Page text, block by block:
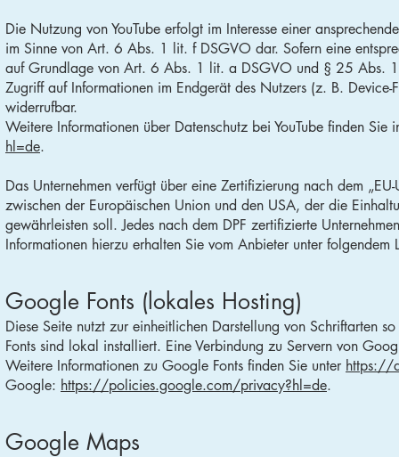
Die Nutzung von YouTube erfolgt im Interesse einer
im Sinne von Art. 6 Abs. 1 lit. f DSGVO dar. Sofern eine
auf Grundlage von Art. 6 Abs. 1 lit. a DSGVO und § 25 Abs.
Zugriff auf Informationen im Endgerät des Nutzers (z. B.
widerrufbar.
Weitere Informationen über Datenschutz bei YouTube finden
hl=de.
Das Unternehmen verfügt über eine Zertifizierung nach dem
zwischen der Europäischen Union und den USA, der die
gewährleisten soll. Jedes nach dem DPF zertifizierte
Informationen hierzu erhalten Sie vom Anbieter unter folgendem
Google Fonts (lokales Hosting)
Diese Seite nutzt zur einheitlichen Darstellung von Schriftarten
Fonts sind lokal installiert. Eine Verbindung zu Servern von
Weitere Informationen zu Google Fonts finden Sie unter https://
Google: https://policies.google.com/privacy?hl=de.
Google Maps